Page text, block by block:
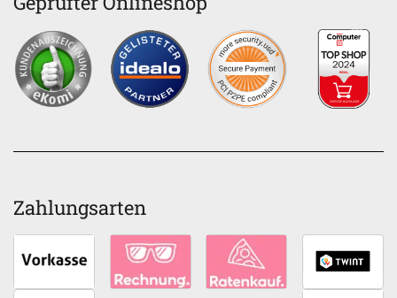
Zahlungsarten